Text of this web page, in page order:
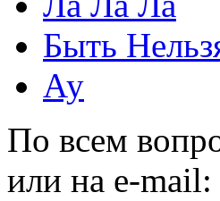
Быть
Ау
По всем
или на e-mail: